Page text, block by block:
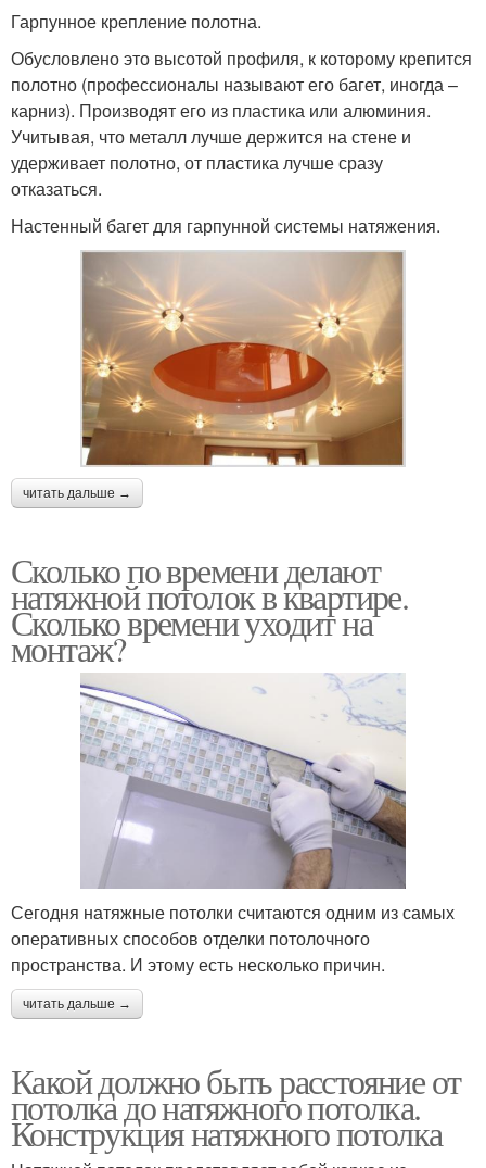
Гарпунное крепление полотна.
Обусловлено это высотой профиля, к которому крепится
полотно (профессионалы называют его багет, иногда –
карниз). Производят его из пластика или алюминия.
Учитывая, что металл лучше держится на стене и
удерживает полотно, от пластика лучше сразу
отказаться.
Настенный багет для гарпунной системы натяжения.
читать дальше →
Сколько по времени делают
натяжной потолок в квартире.
Сколько времени уходит на
монтаж?
Сегодня натяжные потолки считаются одним из самых
оперативных способов отделки потолочного
пространства. И этому есть несколько причин.
читать дальше →
Какой должно быть расстояние от
потолка до натяжного потолка.
Конструкция натяжного потолка